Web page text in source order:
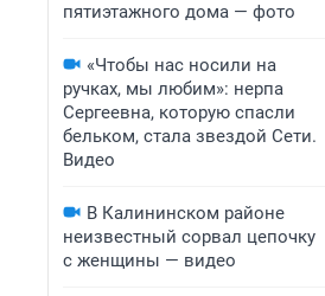
пятиэтажного дома — фото
«Чтобы нас носили на
ручках, мы любим»: нерпа
Сергеевна, которую спасли
бельком, стала звездой Сети.
Видео
В Калининском районе
неизвестный сорвал цепочку
с женщины — видео